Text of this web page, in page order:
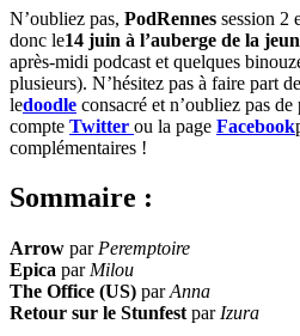
N’oubliez pas, PodRennes session 2
donc le14 juin à l’auberge de la
après-midi podcast et quelques
plusieurs). N’hésitez pas à faire part
ledoodle consacré et n’oubliez pas de
compte Twitter ou la page Facebook
complémentaires !
Sommaire :
Arrow parPeremptoire
Epica par Milou
The Office (US) parAnna
Retour sur le Stunfest par Izura